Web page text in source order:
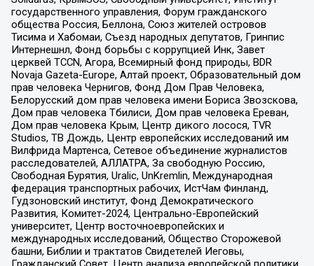
государственного управления, Форум гражданского
общества Россия, Беллона, Союз жителей островов
Тисима и Хабомаи, Съезд народных депутатов, Гринпис
Интернешнл, Фонд борьбы с коррупцией Инк, Завет
церквей TCCN, Агора, Всемирный фонд природы, BDR
Novaja Gazeta-Europe, Алтай проект, Образовательный дом
прав человека Чернигов, Фонд Дом Прав Человека,
Белорусский дом прав человека имени Бориса Звозскова,
Дом прав человека Тбилиси, Дом прав человека Ереван,
Дом прав человека Крым, Центр дикого лосося, TVR
Studios, ТВ Дождь, Центр европейских исследований им
Вилфрида Мартенса, Сетевое объединение журналистов
расследователей, АЛЛАТРА, За свободную Россию,
Свободная Бурятия, Uralic, UnKremlin, Международная
федерация транспортных рабочих, ИстЧам Финланд,
Гудзоновский институт, Фонд Демократического
Развития, Комитет-2024, Центрально-Европейский
университет, Центр восточноевропейских и
международных исследований, Общество Сторожевой
башни, Библии и трактатов Свидетелей Иеговы,